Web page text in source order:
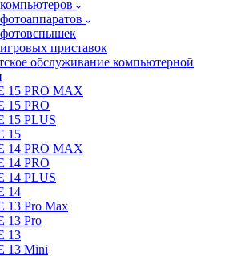
приставок
обслуживание компьютерной
15 PRO MAX
15 PRO
15 PLUS
15
14 PRO MAX
14 PRO
14 PLUS
14
13 Pro Max
13 Pro
13
13 Mini